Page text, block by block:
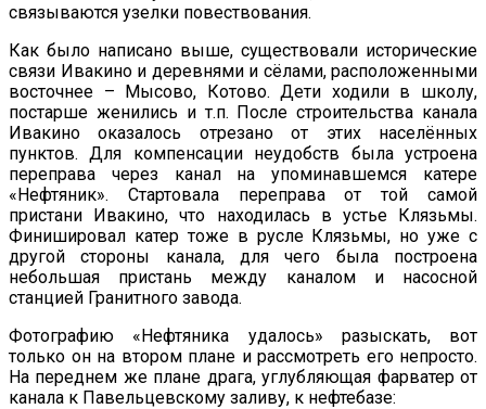
связываются узелки повествования.
Как было написано выше, существовали исторические
связи Ивакино и деревнями и сёлами, расположенными
восточнее – Мысово, Котово. Дети ходили в школу,
постарше женились и т.п. После строительства канала
Ивакино оказалось отрезано от этих населённых
пунктов. Для компенсации неудобств была устроена
переправа через канал на упоминавшемся катере
«Нефтяник». Стартовала переправа от той самой
пристани Ивакино, что находилась в устье Клязьмы.
Финишировал катер тоже в русле Клязьмы, но уже с
другой стороны канала, для чего была построена
небольшая пристань между каналом и насосной
станцией Гранитного завода.
Фотографию «Нефтяника удалось» разыскать, вот
только он на втором плане и рассмотреть его непросто.
На переднем же плане драга, углубляющая фарватер от
канала к Павельцевскому заливу, к нефтебазе: